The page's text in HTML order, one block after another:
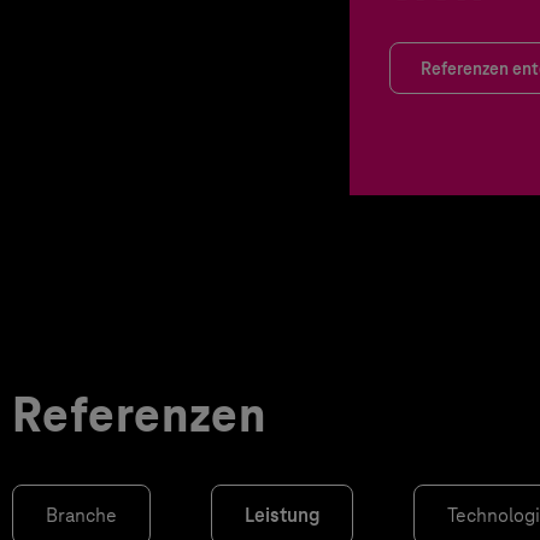
Referenzen
Referenzen
Branche Leistung